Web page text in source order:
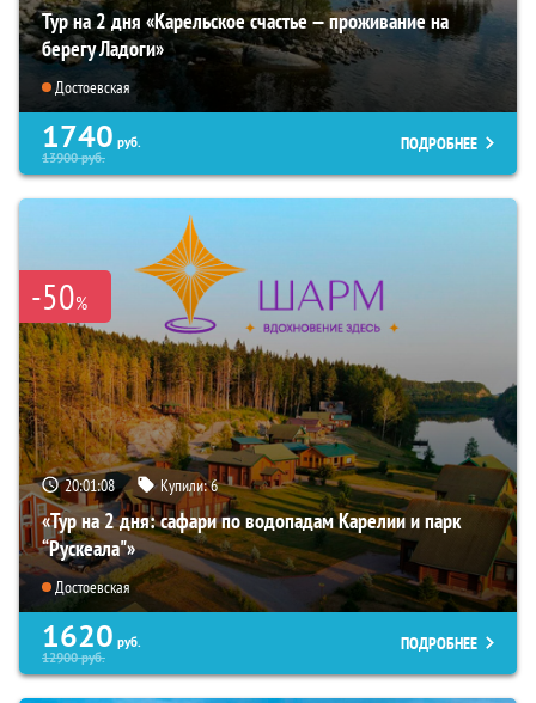
Тур на 2 дня «Карельское счастье — проживание на
берегу Ладоги»
Достоевская
1740 руб.
13900руб.
ПОДРОБНЕЕ
-50%
20:01:06 Купили:6
«Тур на 2 дня: сафари по водопадам Карелии и парк
“Рускеала"»
Достоевская
1620 руб.
12900руб.
ПОДРОБНЕЕ